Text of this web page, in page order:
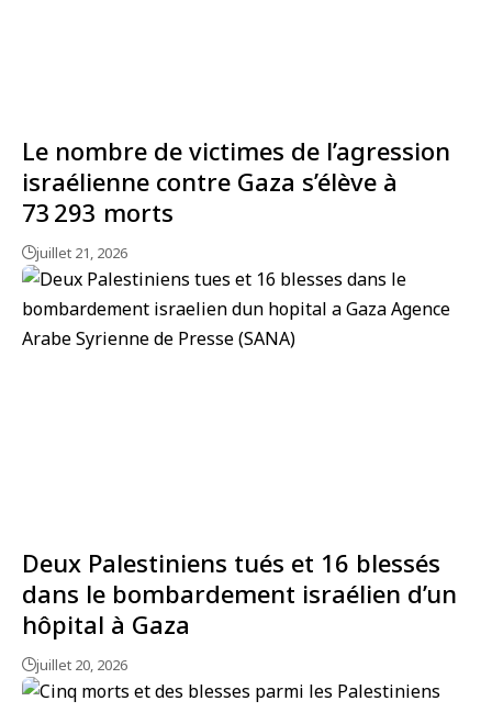
Le nombre de victimes de l’agression
israélienne contre Gaza s’élève à
73 293 morts
juillet 21, 2026
Deux Palestiniens tués et 16 blessés
dans le bombardement israélien d’un
hôpital à Gaza
juillet 20, 2026